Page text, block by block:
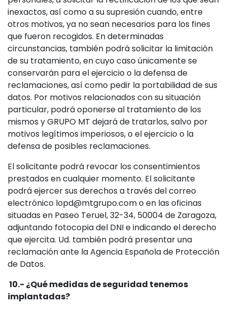
inexactos, así como a su supresión cuando, entre
otros motivos, ya no sean necesarios para los fines
que fueron recogidos. En determinadas
circunstancias, también podrá solicitar la limitación
de su tratamiento, en cuyo caso únicamente se
conservarán para el ejercicio o la defensa de
reclamaciones, así como pedir la portabilidad de sus
datos. Por motivos relacionados con su situación
particular, podrá oponerse al tratamiento de los
mismos y GRUPO MT dejará de tratarlos, salvo por
motivos legítimos imperiosos, o el ejercicio o la
defensa de posibles reclamaciones.
El solicitante podrá revocar los consentimientos
prestados en cualquier momento. El solicitante
podrá ejercer sus derechos a través del correo
electrónico lopd@mtgrupo.com o en las oficinas
situadas en Paseo Teruel, 32-34, 50004 de Zaragoza,
adjuntando fotocopia del DNI e indicando el derecho
que ejercita. Ud. también podrá presentar una
reclamación ante la Agencia Española de Protección
de Datos.
10.- ¿Qué medidas de seguridad tenemos
implantadas?